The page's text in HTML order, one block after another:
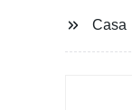
Casa